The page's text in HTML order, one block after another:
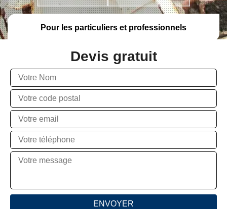
Pour les particuliers et professionnels
Devis gratuit